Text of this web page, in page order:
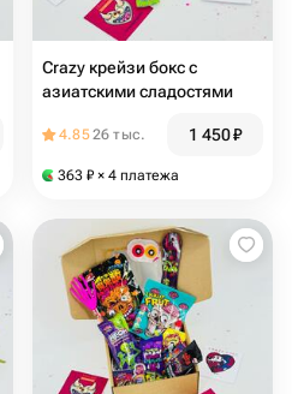
Crazy крейзи бокс с
азиатскими сладостями
4.8526 тыс. 1 450₽
363 ₽ × 4 платежа